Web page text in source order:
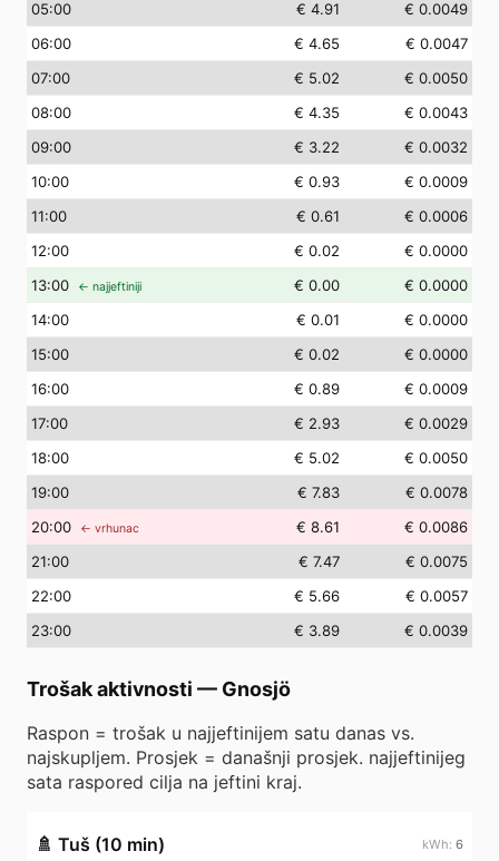
05:00 € 4.91
€ 0.0049
06:00 € 4.65
€ 0.0047
07:00 € 5.02
€ 0.0050
08:00 € 4.35
€ 0.0043
09:00 € 3.22
€ 0.0032
10:00 € 0.93
€ 0.0009
11:00 € 0.61
€ 0.0006
12:00 € 0.02
€ 0.0000
13:00 ← najjeftiniji € 0.00
€ 0.0000
14:00 € 0.01
€ 0.0000
15:00 € 0.02
€ 0.0000
16:00 € 0.89
€ 0.0009
17:00 € 2.93
€ 0.0029
18:00 € 5.02
€ 0.0050
19:00 € 7.83
€ 0.0078
20:00 ← vrhunac € 8.61
€ 0.0086
21:00 € 7.47
€ 0.0075
22:00 € 5.66
€ 0.0057
23:00 € 3.89 € 0.0039
Trošak aktivnosti — Gnosjö
Raspon = trošak u najjeftinijem satu danas vs.
najskupljem. Prosjek = današnji prosjek. najjeftinijeg
sata raspored cilja na jeftini kraj.
🚿 Tuš (10 min) 6